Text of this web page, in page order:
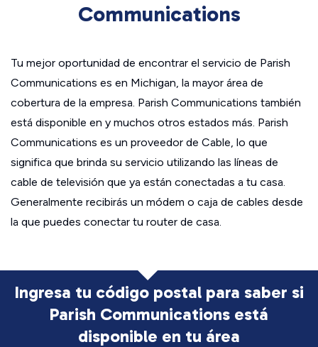
Communications
Tu mejor oportunidad de encontrar el servicio de Parish
Communications es en Michigan, la mayor área de
cobertura de la empresa. Parish Communications también
está disponible en y muchos otros estados más. Parish
Communications es un proveedor de Cable, lo que
significa que brinda su servicio utilizando las líneas de
cable de televisión que ya están conectadas a tu casa.
Generalmente recibirás un módem o caja de cables desde
la que puedes conectar tu router de casa.
Ingresa tu código postal para saber si
Parish Communications está
disponible en tu área